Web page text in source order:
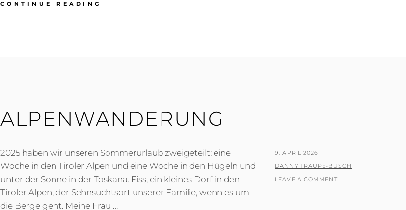
CONTINUE READING
ALPENWANDERUNG
2025 haben wir unseren Sommerurlaub zweigeteilt; eine
Woche in den Tiroler Alpen und eine Woche in den Hügeln und
unter der Sonne in der Toskana. Fiss, ein kleines Dorf in den
Tiroler Alpen, der Sehnsuchtsort unserer Familie, wenn es um
die Berge geht. Meine Frau …
POSTED
ON
9. APRIL 2026
BY
DANNY TRAUPE-BUSCH
LEAVE A COMMENT